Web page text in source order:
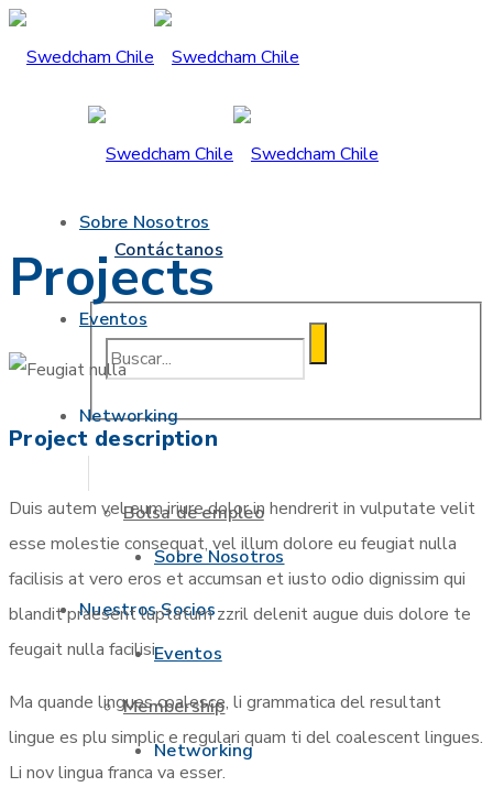
Sobre Nosotros
Eventos
Networking
Bolsa de empleo
Nuestros Socios
Membership
Contáctanos
Sobre Nosotros
Eventos
Networking
Projects
Project description
Duis autem vel eum iriure dolor in hendrerit in vulputate velit
esse molestie consequat, vel illum dolore eu feugiat nulla
facilisis at vero eros et accumsan et iusto odio dignissim qui
blandit praesent luptatum zzril delenit augue duis dolore te
feugait nulla facilisi.
Ma quande lingues coalesce, li grammatica del resultant
lingue es plu simplic e regulari quam ti del coalescent lingues.
Li nov lingua franca va esser.